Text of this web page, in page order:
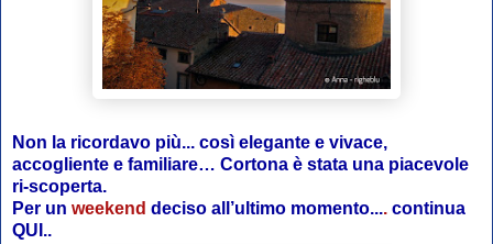
Non la ricordavo più... così elegante e vivace,
accogliente e familiare… Cortona è stata una piacevole
ri-scoperta.
Per un weekend deciso all’ultimo momento.... continua
QUI..